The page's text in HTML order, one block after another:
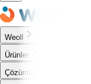
Weoll
Ürünler
Çözümler